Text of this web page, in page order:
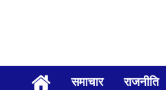
समाचार राजनीति